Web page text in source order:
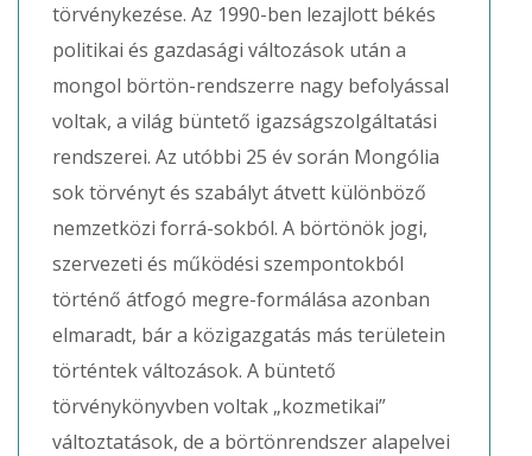
törvénykezése. Az 1990-ben lezajlott békés
politikai és gazdasági változások után a
mongol börtön-rendszerre nagy befolyással
voltak, a világ büntető igazságszolgáltatási
rendszerei. Az utóbbi 25 év során Mongólia
sok törvényt és szabályt átvett különböző
nemzetközi forrá-sokból. A börtönök jogi,
szervezeti és működési szempontokból
történő átfogó megre-formálása azonban
elmaradt, bár a közigazgatás más területein
történtek változások. A büntető
törvénykönyvben voltak „kozmetikai”
változtatások, de a börtönrendszer alapelvei